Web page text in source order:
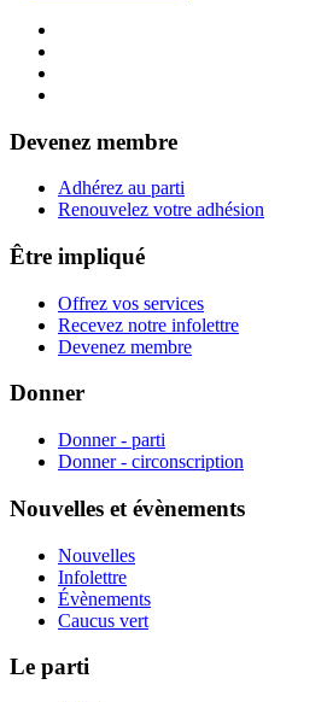
Devenez membre
Adhérez au parti
Renouvelez votre adhésion
Être impliqué
Offrez vos services
Recevez notre infolettre
Devenez membre
Donner
Donner - parti
Donner - circonscription
Nouvelles et évènements
Nouvelles
Infolettre
Évènements
Caucus vert
Le parti